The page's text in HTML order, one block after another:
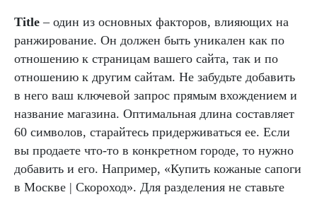
Title – один из основных факторов, влияющих на
ранжирование. Он должен быть уникален как по
отношению к страницам вашего сайта, так и по
отношению к другим сайтам. Не забудьте добавить
в него ваш ключевой запрос прямым вхождением и
название магазина. Оптимальная длина составляет
60 символов, старайтесь придерживаться ее. Если
вы продаете что-то в конкретном городе, то нужно
добавить и его. Например, «Купить кожаные сапоги
в Москве | Скороход». Для разделения не ставьте